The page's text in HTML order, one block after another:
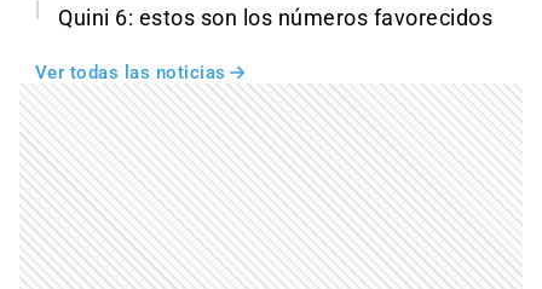
Quini 6: estos son los números favorecidos
Ver todas las noticias